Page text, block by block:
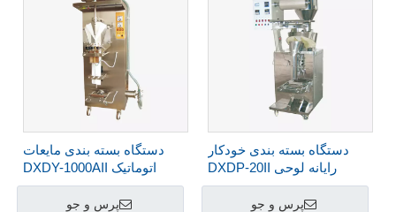
دستگاه بسته بندی خودکار
رایانه لوحی DXDP-20II
پرس و جو
دستگاه بسته بندی مایعات
اتوماتیک DXDY-1000AII
پرس و جو